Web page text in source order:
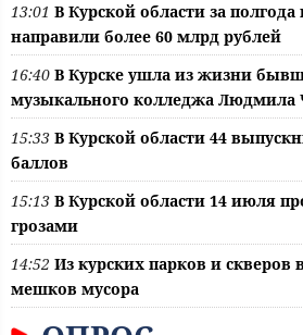
13:01 В Курской области за
направили более 60 млрд рублей
16:40 В Курске ушла из жизни
музыкального колледжа Людмила
15:33 В Курской области 44
баллов
15:13 В Курской области 14 июля
грозами
14:52 Из курских парков и скверов
мешков мусора